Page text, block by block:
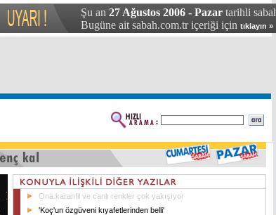
Şu an 27 Ağustos 2006 - Pazar tarihli
Bugüne ait sabah.com.tr içeriği için tıklayın »
Ona karanfil ve canlı renkler çok yakışıyor
'Koç'un özgüveni kıyafetlerinden belli'